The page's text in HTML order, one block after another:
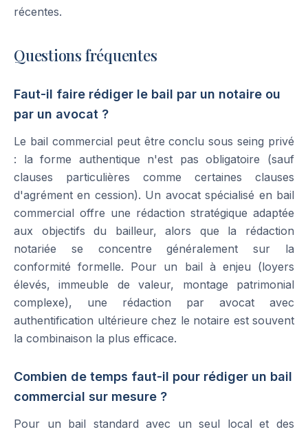
récentes.
Questions fréquentes
Faut-il faire rédiger le bail par un notaire ou
par un avocat ?
Le bail commercial peut être conclu sous seing privé
: la forme authentique n'est pas obligatoire (sauf
clauses particulières comme certaines clauses
d'agrément en cession). Un avocat spécialisé en bail
commercial offre une rédaction stratégique adaptée
aux objectifs du bailleur, alors que la rédaction
notariée se concentre généralement sur la
conformité formelle. Pour un bail à enjeu (loyers
élevés, immeuble de valeur, montage patrimonial
complexe), une rédaction par avocat avec
authentification ultérieure chez le notaire est souvent
la combinaison la plus efficace.
Combien de temps faut-il pour rédiger un bail
commercial sur mesure ?
Pour un bail standard avec un seul local et des